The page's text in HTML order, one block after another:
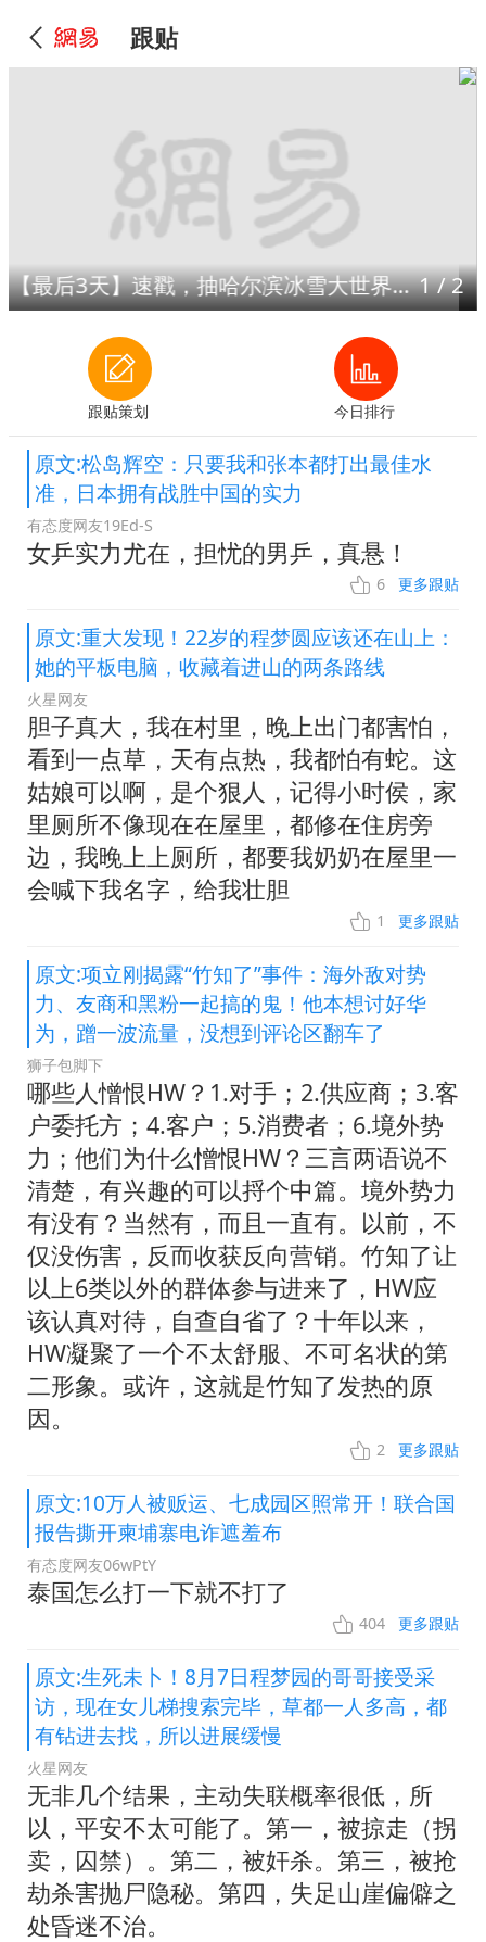
跟贴
【最后3天】速戳，抽哈尔滨冰雪大世界门票！1/2
跟贴策划 今日排行
原文:松岛辉空：只要我和张本都打出最佳水
准，日本拥有战胜中国的实力
有态度网友19Ed-S
女乒实力尤在，担忧的男乒，真悬！
6 更多跟贴
原文:重大发现！22岁的程梦圆应该还在山上：
她的平板电脑，收藏着进山的两条路线
火星网友
胆子真大，我在村里，晚上出门都害怕，
看到一点草，天有点热，我都怕有蛇。这
姑娘可以啊，是个狠人，记得小时侯，家
里厕所不像现在在屋里，都修在住房旁
边，我晚上上厕所，都要我奶奶在屋里一
会喊下我名字，给我壮胆
1 更多跟贴
原文:项立刚揭露“竹知了”事件：海外敌对势
力、友商和黑粉一起搞的鬼！他本想讨好华
为，蹭一波流量，没想到评论区翻车了
狮子包脚下
哪些人憎恨HW？1.对手；2.供应商；3.客
户委托方；4.客户；5.消费者；6.境外势
力；他们为什么憎恨HW？三言两语说不
清楚，有兴趣的可以捋个中篇。境外势力
有没有？当然有，而且一直有。以前，不
仅没伤害，反而收获反向营销。竹知了让
以上6类以外的群体参与进来了，HW应
该认真对待，自查自省了？十年以来，
HW凝聚了一个不太舒服、不可名状的第
二形象。或许，这就是竹知了发热的原
因。
2 更多跟贴
原文:10万人被贩运、七成园区照常开！联合国
报告撕开柬埔寨电诈遮羞布
有态度网友06wPtY
泰国怎么打一下就不打了
404 更多跟贴
原文:生死未卜！8月7日程梦园的哥哥接受采
访，现在女儿梯搜索完毕，草都一人多高，都
有钻进去找，所以进展缓慢
火星网友
无非几个结果，主动失联概率很低，所
以，平安不太可能了。第一，被掠走（拐
卖，囚禁）。第二，被奸杀。第三，被抢
劫杀害抛尸隐秘。第四，失足山崖偏僻之
处昏迷不治。